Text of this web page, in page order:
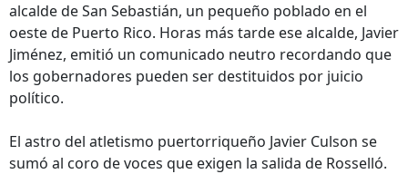
alcalde de San Sebastián, un pequeño poblado en el
oeste de Puerto Rico. Horas más tarde ese alcalde, Javier
Jiménez, emitió un comunicado neutro recordando que
los gobernadores pueden ser destituidos por juicio
político.
El astro del atletismo puertorriqueño Javier Culson se
sumó al coro de voces que exigen la salida de Rosselló.